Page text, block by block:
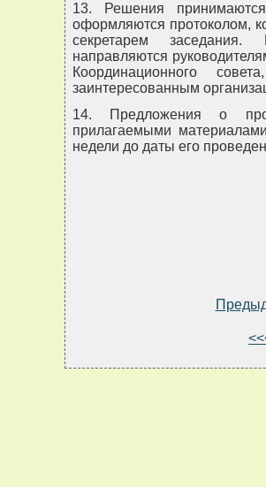
13. Решения
оформляются протоколом,
секретарем заседания.
направляются
Координационного
заинтересованным
14. Предложения о
прилагаемыми
недели до даты его